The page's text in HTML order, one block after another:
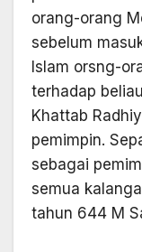
orang-orang
sebelum
Islam orsng-
terhadap
Khattab
pemimpin.
sebagai
semua
tahun 644 M